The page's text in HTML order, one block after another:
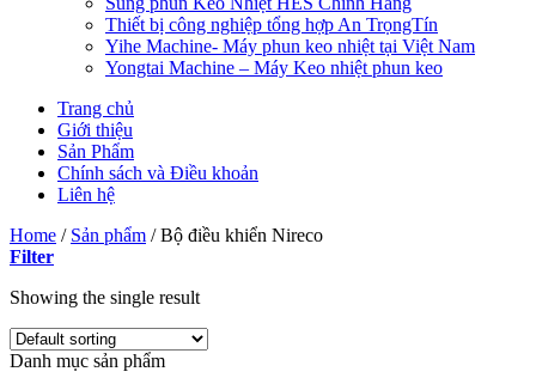
Thiết bị công nghiệp tổng hợp An TrọngTín
Yihe Machine- Máy phun keo nhiệt tại Việt Nam
Yongtai Machine – Máy Keo nhiệt phun keo
Trang chủ
Giới thiệu
Sản Phẩm
Chính sách và Điều khoản
Liên hệ
Home / Sản phẩm /Bộ điều khiển Nireco
Filter
Showing the single result
Danh mục sản phẩm